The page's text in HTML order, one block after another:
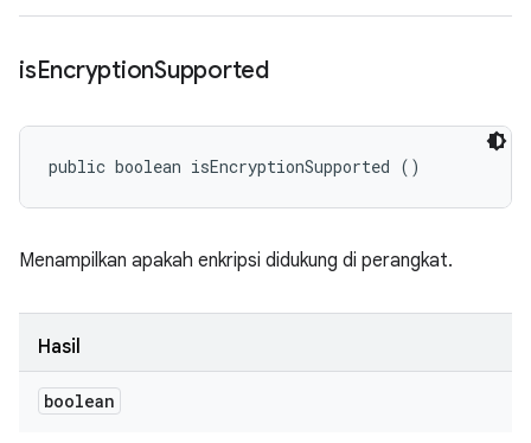
isEncryptionSupported
public boolean isEncryptionSupported ()
Menampilkan apakah enkripsi didukung di perangkat.
Hasil
boolean